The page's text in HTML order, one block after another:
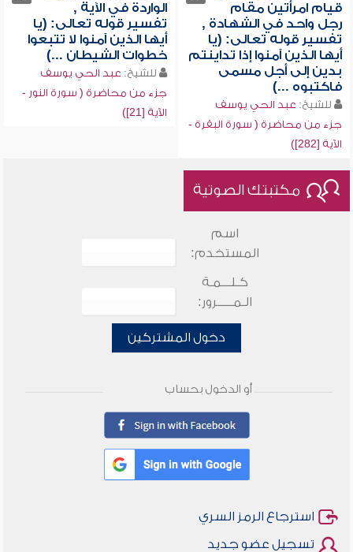
قيام امرأتين مقام
رجل واحد في الشهادة ,
تفسير قوله تعالى: (يا
أيها الذين آمنوا إذا تداينتم
بدين إلى أجل مسمى
فاكتبوه ...)
للشيخ: عبد الحي يوسف
جزء من محاضرة ( سورة البقرة -
الآية [282])
الواردة في الآية ,
تفسير قوله تعالى: (يا
أيها الذين آمنوا لا تتبعوا
خطوات الشيطان ...)
للشيخ: عبد الحي يوسف
جزء من محاضرة ( سورة النور -
الآية [21])
مكتبتك الصوتية
اسم
المستخدم:
كـلـــمـة
الـمـــــرور:
دخول المشتركين
أو الدخول بحساب
استرجاع الرمز السري
تسجيل عضو جديد